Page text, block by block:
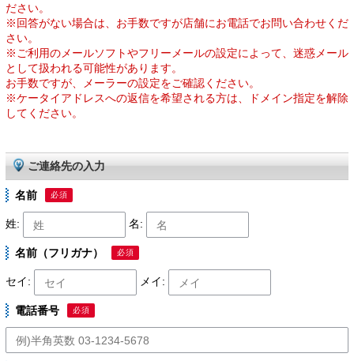
ださい。
※回答がない場合は、お手数ですが店舗にお電話でお問い合わせくだ
さい。
※ご利用のメールソフトやフリーメールの設定によって、迷惑メール
として扱われる可能性があります。
お手数ですが、メーラーの設定をご確認ください。
※ケータイアドレスへの返信を希望される方は、ドメイン指定を解除
してください。
ご連絡先の入力
名前 必須
姓: 名:
名前（フリガナ） 必須
セイ: メイ:
電話番号 必須